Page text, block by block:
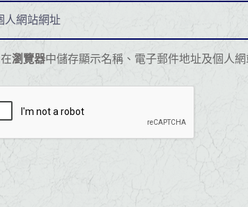
在瀏覽器中儲存顯示名稱、電子郵件地址及個人